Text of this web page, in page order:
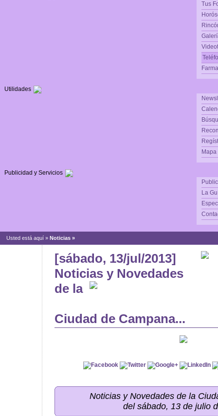
Tus
Utilidades
Publicidad y Servicios
La
Usted está aquí » Noticias »
[sábado, 13/jul/2013]
Noticias y Novedades
de la
Ciudad de Campana...
Noticias y Novedades de la
del sábado, 13 de julio